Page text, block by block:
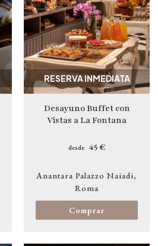
RESERVA INMEDIATA
Desayuno Buffet con
Vistas a La Fontana
desde 45 €
Anantara Palazzo Naiadi
Roma
Comprar